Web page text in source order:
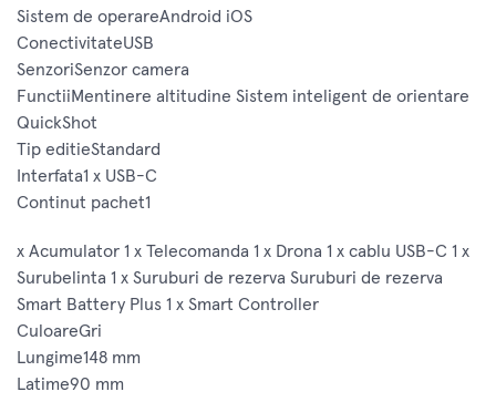
Sistem de operareAndroid iOS
ConectivitateUSB
SenzoriSenzor camera
FunctiiMentinere altitudine Sistem inteligent de orientare
QuickShot
Tip editieStandard
Interfata1 x USB-C
Continut pachet1
x Acumulator 1 x Telecomanda 1 x Drona 1 x cablu USB-C 1 x
Surubelinta 1 x Suruburi de rezerva Suruburi de rezerva
Smart Battery Plus 1 x Smart Controller
CuloareGri
Lungime148 mm
Latime90 mm